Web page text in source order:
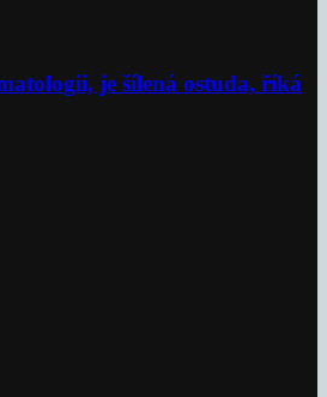
je šílená ostuda, říká